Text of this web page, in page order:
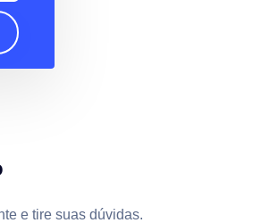
e tire suas dúvidas.